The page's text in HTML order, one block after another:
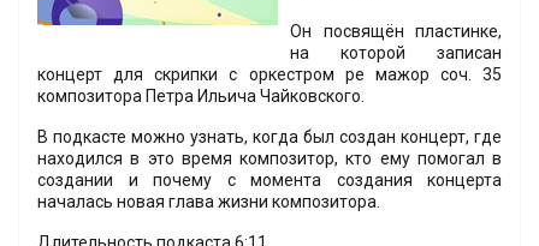
Он посвящён пластинке,
на которой записан
концерт для скрипки с оркестром ре мажор соч. 35
композитора Петра Ильича Чайковского.
В подкасте можно узнать, когда был создан концерт, где
находился в это время композитор, кто ему помогал в
создании и почему с момента создания концерта
началась новая глава жизни композитора.